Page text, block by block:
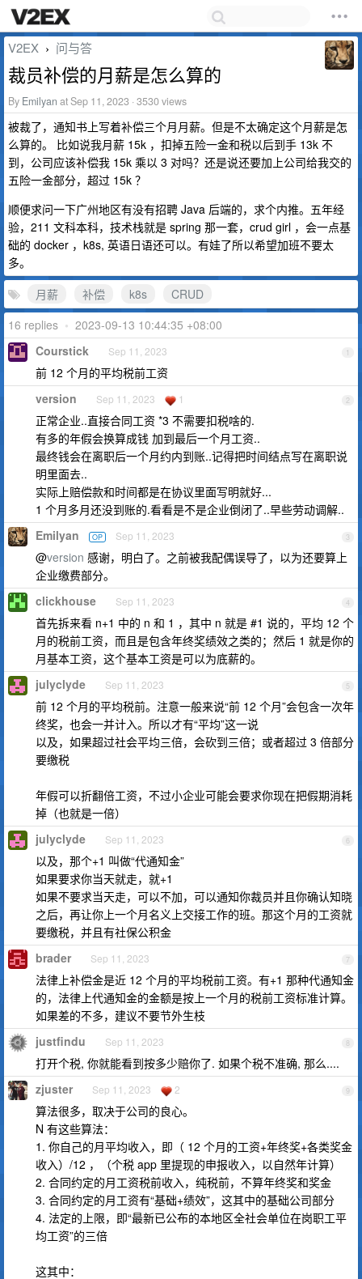
V2EX › 问与答
裁员补偿的月薪是怎么算的
By Emilyan at Sep 11, 2023 · 3530 views
被裁了，通知书上写着补偿三个月月薪。但是不太确定这个月薪是怎
么算的。 比如说我月薪 15k ，扣掉五险一金和税以后到手 13k 不
到，公司应该补偿我 15k 乘以 3 对吗？还是说还要加上公司给我交的
五险一金部分，超过 15k ？
顺便求问一下广州地区有没有招聘 Java 后端的，求个内推。五年经
验，211 文科本科，技术栈就是 spring 那一套，crud girl ，会一点基
础的 docker ，k8s, 英语日语还可以。有娃了所以希望加班不要太
多。
月薪
补偿 k8s
CRUD
16 replies • 2023-09-13 10:44:35 +08:00
1
Courstick Sep 11, 2023
前 12 个月的平均税前工资
2
version Sep 11, 2023 1
正常企业..直接合同工资 *3 不需要扣税啥的.
有多的年假会换算成钱 加到最后一个月工资..
最终钱会在离职后一个月约内到账..记得把时间结点写在离职说
明里面去..
实际上赔偿款和时间都是在协议里面写明就好...
1 个月多月还没到账的.看看是不是企业倒闭了..早些劳动调解..
3
Emilyan OP Sep 11, 2023
@version 感谢，明白了。之前被我配偶误导了，以为还要算上
企业缴费部分。
4
clickhouse Sep 11, 2023
首先拆来看 n+1 中的 n 和 1 ，其中 n 就是 #1 说的，平均 12 个
月的税前工资，而且是包含年终奖绩效之类的；然后 1 就是你的
月基本工资，这个基本工资是可以为底薪的。
5
julyclyde Sep 11, 2023
前 12 个月的平均税前。注意一般来说“前 12 个月”会包含一次年
终奖，也会一并计入。所以才有“平均”这一说
以及，如果超过社会平均三倍，会砍到三倍；或者超过 3 倍部分
要缴税
年假可以折翻倍工资，不过小企业可能会要求你现在把假期消耗
掉（也就是一倍）
6
julyclyde Sep 11, 2023
以及，那个+1 叫做“代通知金”
如果要求你当天就走，就+1
如果不要求当天走，可以不加，可以通知你裁员并且你确认知晓
之后，再让你上一个月名义上交接工作的班。那这个月的工资就
要缴税，并且有社保公积金
7
brader Sep 11, 2023
法律上补偿金是近 12 个月的平均税前工资。有+1 那种代通知金
的，法律上代通知金的金额是按上一个月的税前工资标准计算。
如果差的不多，建议不要节外生枝
8
justfindu Sep 11, 2023
打开个税, 你就能看到按多少赔你了. 如果个税不准确, 那么....
9
zjuster Sep 11, 2023 2
算法很多，取决于公司的良心。
N 有这些算法：
1. 你自己的月平均收入，即（ 12 个月的工资+年终奖+各类奖金
收入）/12 ，（个税 app 里提现的申报收入，以自然年计算）
2. 合同约定的月工资税前收入，纯税前，不算年终奖和奖金
3. 合同约定的月工资有“基础+绩效”，这其中的基础公司部分
4. 法定的上限，即“最新已公布的本地区全社会单位在岗职工平
均工资”的三倍
这其中：